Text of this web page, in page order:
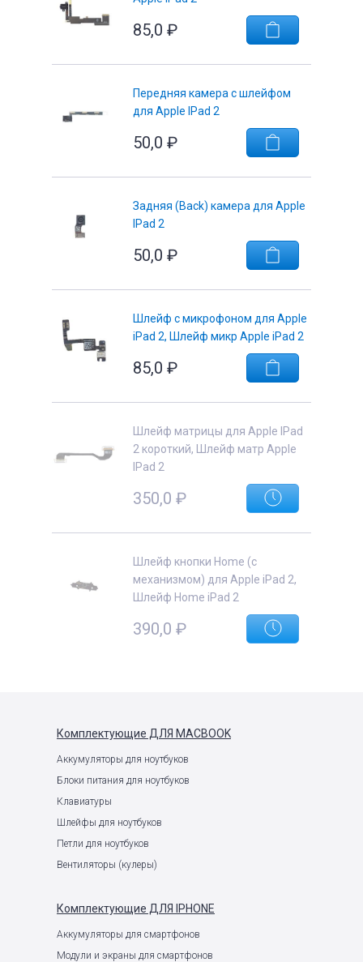
85,0 ₽
Передняя камера с шлейфом
для Apple IPad 2
50,0 ₽
Задняя (Back) камера для Apple
IPad 2
50,0 ₽
Шлейф с микрофоном для Apple
iPad 2, Шлейф микр Apple iPad 2
85,0 ₽
Шлейф матрицы для Apple IPad
2 короткий, Шлейф матр Apple
IPad 2
350,0 ₽
Шлейф кнопки Home (с
механизмом) для Apple iPad 2,
Шлейф Home iPad 2
390,0 ₽
Комплектующие ДЛЯ MACBOOK
Аккумуляторы для ноутбуков
Блоки питания для ноутбуков
Клавиатуры
Шлейфы для ноутбуков
Петли для ноутбуков
Вентиляторы (кулеры)
Комплектующие ДЛЯ IPHONE
Аккумуляторы для смартфонов
Модули и экраны для смартфонов